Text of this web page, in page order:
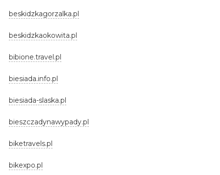
beskidzkagorzalka.pl
beskidzkaokowita.pl
bibione.travel.pl
biesiada.info.pl
biesiada-slaska.pl
bieszczadynawypady.pl
biketravels.pl
bikexpo.pl